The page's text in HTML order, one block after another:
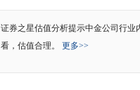
证券之星估值分析提示中金公司行
看，估值合理。 更多>>